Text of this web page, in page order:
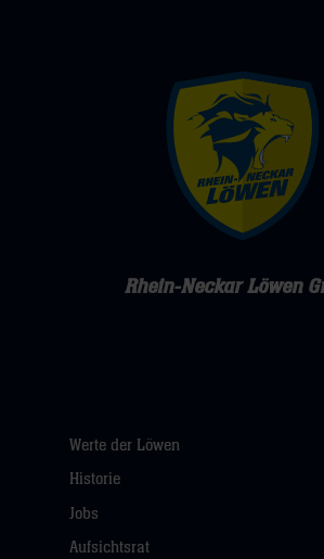
Rhein-Neckar Löwen
Werte der Löwen
Historie
Jobs
Aufsichtsrat